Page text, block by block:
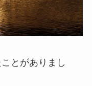
とがありまし